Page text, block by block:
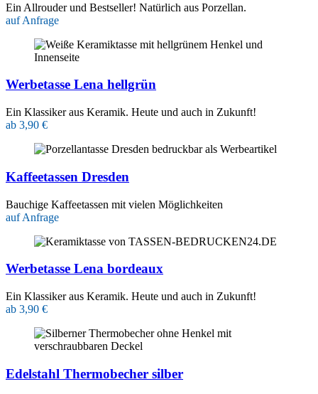
Ein Allrouder und Bestseller! Natürlich aus Porzellan.
auf Anfrage
Werbetasse Lena hellgrün
Ein Klassiker aus Keramik. Heute und auch in Zukunft!
ab 3,90 €
Kaffeetassen Dresden
Bauchige Kaffeetassen mit vielen Möglichkeiten
auf Anfrage
Werbetasse Lena bordeaux
Ein Klassiker aus Keramik. Heute und auch in Zukunft!
ab 3,90 €
Edelstahl Thermobecher silber